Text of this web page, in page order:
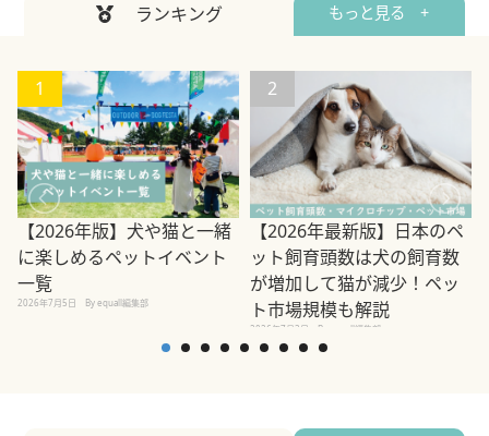
ランキング もっと見る +
1
【2026年版】犬や猫と一緒
に楽しめるペットイベント
一覧
2026年7月5日 By equall編集部
2
【2026年最新版】日本のペ
ット飼育頭数は犬の飼育数
が増加して猫が減少！ペッ
ト市場規模も解説
2026年7月3日 By equall編集部